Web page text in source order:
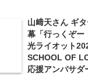
山﨑天さん ギ
幕「行っくぞ
光ライオット
SCHOOL OF
応援アンバサダ